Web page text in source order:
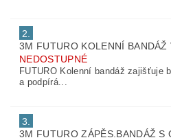
2.
3M FUTURO KOLENNÍ
NEDOSTUPNÉ
FUTURO Kolenní bandáž zajišťuje
a podpírá...
3.
3M FUTURO ZÁPĚS.BANDÁŽ S